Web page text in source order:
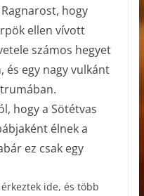
hogy
ellen vívott
számos hegyet
és egy nagy vulkánt
hogy a Sötétvas
élnek a
ez csak egy
ide, és több